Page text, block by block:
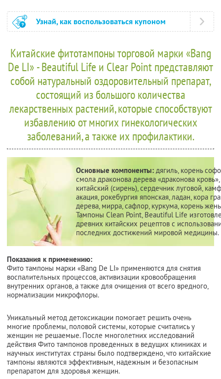
Узнай, как воспользоваться купоном
Китайские фитотампоны торговой марки «Bang
De LI» - Beautiful Life и Clear Point представляют
собой натуральный оздоровительный препарат,
состоящий из большого количества
лекарственных растений, которые способствуют
избавлению от многих гинекологических
заболеваний, а также их профилактики.
Основные компоненты: дягиль, корень
смола драконова дерева «драконова
китайский (сирень), сердечник луговой,
акация, рокебургия японская, ладан, кора
дерева, мирра, сафлор, куркума, корень
Тампоны Clean Point, Beautiful Life
древних китайских рецептов с
последних достижений мировой медицины.
Показания к применению:
Фито тампоны марки «Bang De LI» применяются для снятия
воспалительных процессов, активизации кровообращения
внутренних органов, а также для очищения от всего вредного,
нормализации микрофлоры.
Уникальный метод детоксикации помогает решить очень
многие проблемы, половой системы, которые считались у
женщин не решаемые. После многолетних исследований
действия Фито тампонов проведенных в ведущих клиниках и
научных институтах страны было подтверждено, что китайские
тампоны являются эффективным, надежным и безопасным
препаратом для здоровья женщин.